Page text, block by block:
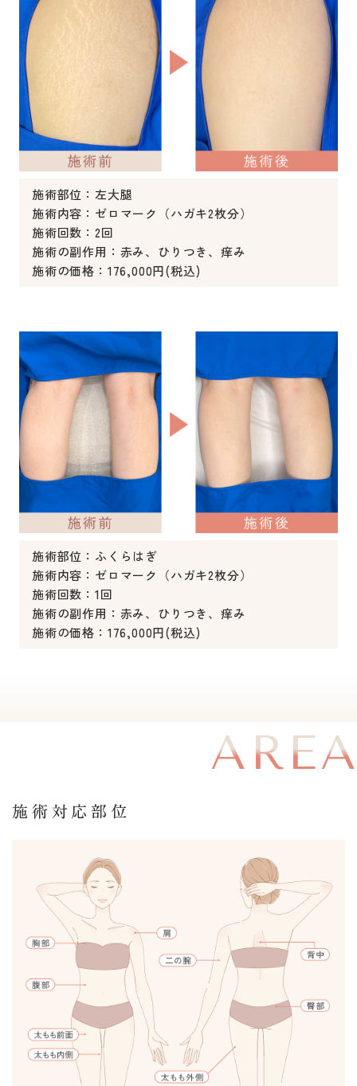
施術部位：左大腿
施術内容：ゼロマーク（ハガキ2枚分）
施術回数：2回
施術の副作用：赤み、ひりつき、痒み
施術の価格：176,000円(税込)
施術部位：ふくらはぎ
施術内容：ゼロマーク（ハガキ2枚分）
施術回数：1回
施術の副作用：赤み、ひりつき、痒み
施術の価格：176,000円(税込)
施術対応部位